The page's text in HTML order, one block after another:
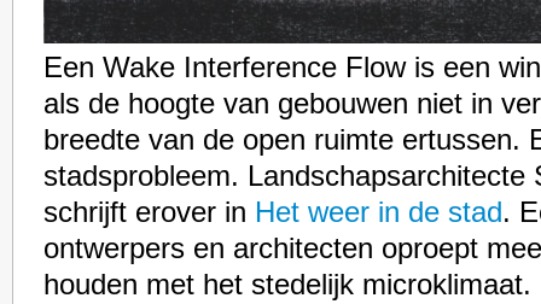
Een Wake Interference Flow is een
als de hoogte van gebouwen niet in
breedte van de open ruimte ertussen.
stadsprobleem. Landschapsarchitecte
schrijft erover in Het weer in de stad.
ontwerpers en architecten oproept
houden met het stedelijk microklimaat.